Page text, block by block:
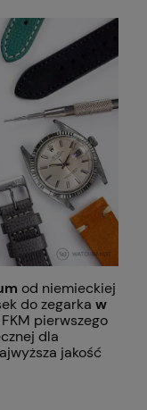
od niemieckiej
do zegarka w
pierwszego
dla
jakość